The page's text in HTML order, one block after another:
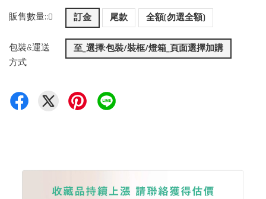
販售數量::0 訂金 尾款 全額(勿選全額)
包裝&運送
方式
至_選擇:包裝/裝框/燈箱_頁面選擇加購